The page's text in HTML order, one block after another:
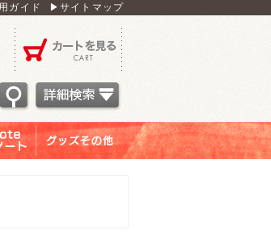
ガイド ▶サイトマップ